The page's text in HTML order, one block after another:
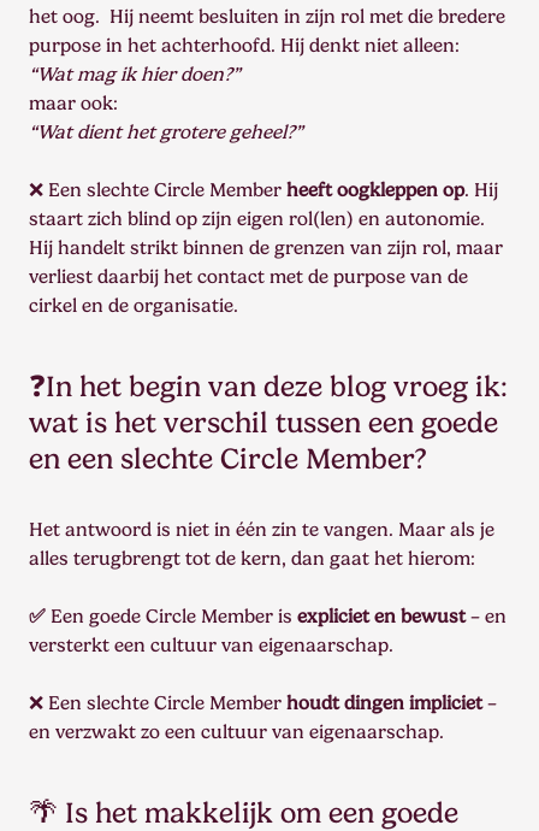
het oog. Hij neemt besluiten in zijn rol met die bredere
purpose in het achterhoofd. Hij denkt niet alleen:
“Wat mag ik hier doen?”
maar ook:
“Wat dient het grotere geheel?”
❌ Een slechte Circle Member heeft oogkleppen op. Hij
staart zich blind op zijn eigen rol(len) en autonomie.
Hij handelt strikt binnen de grenzen van zijn rol, maar
verliest daarbij het contact met de purpose van de
cirkel en de organisatie.
❓In het begin van deze blog vroeg ik:
wat is het verschil tussen een goede
en een slechte Circle Member?
Het antwoord is niet in één zin te vangen. Maar als je
alles terugbrengt tot de kern, dan gaat het hierom:
✅ Een goede Circle Member is expliciet en bewust– en
versterkt een cultuur van eigenaarschap.
❌ Een slechte Circle Member houdt dingen impliciet–
en verzwakt zo een cultuur van eigenaarschap.
🌴 Is het makkelijk om een goede